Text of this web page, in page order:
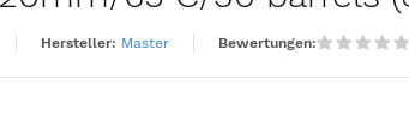
Hersteller: Master Bewertungen: